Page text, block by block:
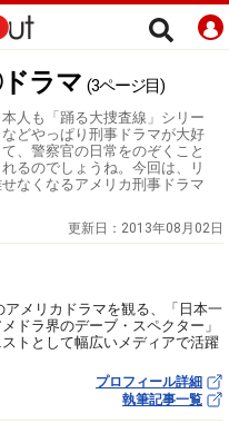
ラマ (3ページ目)
人も「踊る大捜査線」シリー
どやっぱり刑事ドラマが大好
、警察官の日常をのぞくこと
るのでしょうね。今回は、リ
なくなるアメリカ刑事ドラマ
更新日： 2013年08月02日
メリカドラマを観る、「日本一
ドラ界のデーブ・スペクター」
トとして幅広いメディアで活躍
プロフィール詳細
執筆記事一覧